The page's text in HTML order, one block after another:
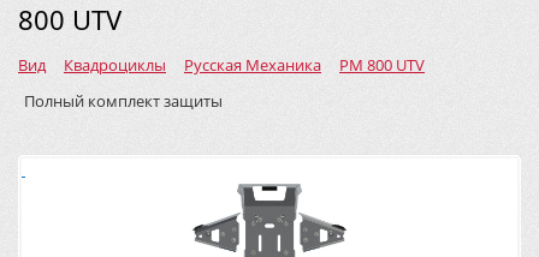
800 UTV
Вид Квадроциклы Русская Механика
РМ 800 UTV
Полный комплект защиты